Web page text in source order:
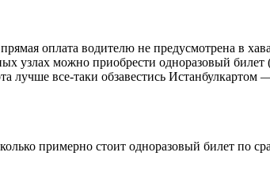
оплата водителю не предусмотрена в
узлах можно приобрести одноразовый
лучше все-таки обзавестись
примерно стоит одноразовый билет по